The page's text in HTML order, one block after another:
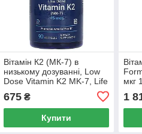
Вітамін К2 (МК-7) в
низькому дозуванні, Low
Dose Vitamin K2 MK-7, Life
м'яких желатинових
капсул
675₴
Купити
мкг
1